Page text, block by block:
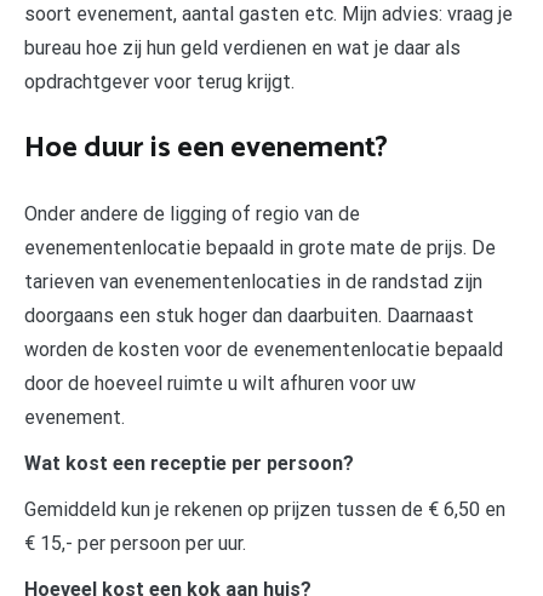
soort evenement, aantal gasten etc. Mijn advies: vraag je
bureau hoe zij hun geld verdienen en wat je daar als
opdrachtgever voor terug krijgt.
Hoe duur is een evenement?
Onder andere de ligging of regio van de
evenementenlocatie bepaald in grote mate de prijs. De
tarieven van evenementenlocaties in de randstad zijn
doorgaans een stuk hoger dan daarbuiten. Daarnaast
worden de kosten voor de evenementenlocatie bepaald
door de hoeveel ruimte u wilt afhuren voor uw
evenement.
Wat kost een receptie per persoon?
Gemiddeld kun je rekenen op prijzen tussen de € 6,50 en
€ 15,- per persoon per uur.
Hoeveel kost een kok aan huis?